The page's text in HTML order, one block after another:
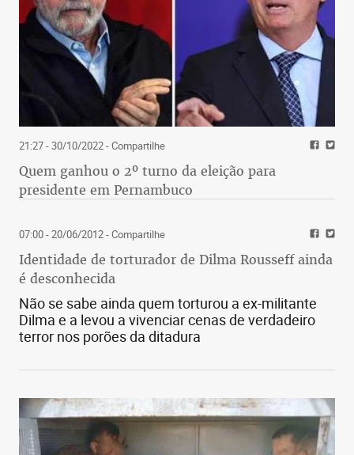
21:27 - 30/10/2022- Compartilhe
Quem ganhou o 2º turno da eleição para
presidente em Pernambuco
07:00 - 20/06/2012- Compartilhe
Identidade de torturador de Dilma Rousseff ainda
é desconhecida
Não se sabe ainda quem torturou a ex-militante
Dilma e a levou a vivenciar cenas de verdadeiro
terror nos porões da ditadura